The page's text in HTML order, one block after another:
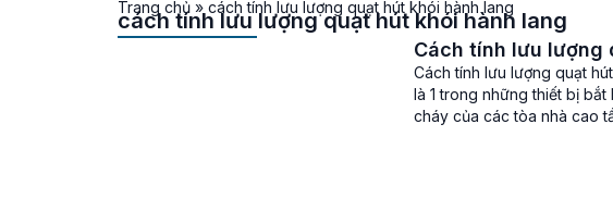
Trang chủ » cách tính lưu lượng quạt hút khói hành lang
cách tính lưu lượng quạt hút khói hành lang
Cách tính lưu lượng
Cách tính lưu lượng quạt
là 1 trong những thiết bị
cháy của các tòa nhà cao